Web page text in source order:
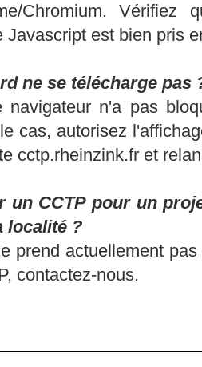
Chromium. Vérifiez
Javascript est bien pris
ne se télécharge pas
navigateur n'a pas
cas, autorisez
cctp.rheinzink.fr et
un CCTP pour un
localité ?
prend actuellement
contactez-nous.